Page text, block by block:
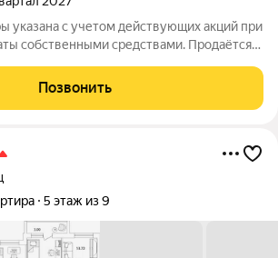
указана с учетом действующих акций при
собственными средствами. Продаётся
находится в 9 этажном доме, в
Позвонить
5 этаж из 9